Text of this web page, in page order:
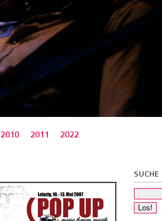
2010 2011 2022
SUCHE